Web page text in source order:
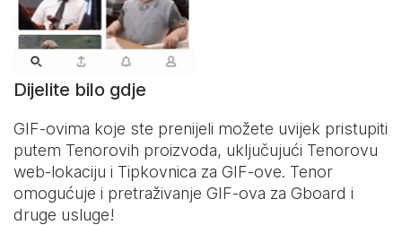
Dijelite bilo gdje
GIF-ovima koje ste prenijeli možete uvijek pristupiti
putem Tenorovih proizvoda, uključujući Tenorovu
web-lokaciju i Tipkovnica za GIF-ove. Tenor
omogućuje i pretraživanje GIF-ova za Gboard i
druge usluge!